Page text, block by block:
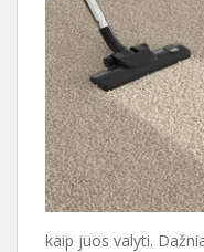
kaip juos valyti.